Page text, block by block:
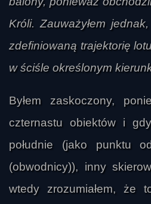
Króli. Zauważyłem
zdefiniowaną trajektorię
w ściśle określonym
Byłem zaskoczony,
czternastu obiektów i
południe (jako punktu
(obwodnicy)), inny
wtedy zrozumiałem, że